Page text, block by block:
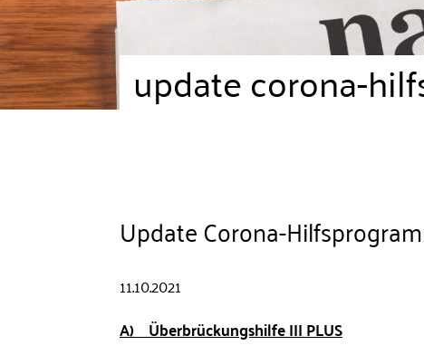
update corona-
Update Corona-
11.10.2021
A) Überbrückungshilfe III PLUS